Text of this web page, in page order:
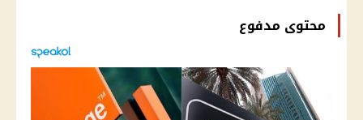
محتوى مدفوع